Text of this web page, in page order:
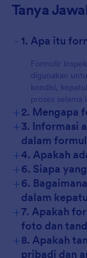
Tanya
- 1. Apa itu
Formulir
digunakan
kondisi,
proses selama
+2. Mengapa
+3. Informasi
dalam
+4. Apakah
+6. Siapa
+6.
dalam
+7. Apakah
foto dan
+8. Apakah
pribadi dan